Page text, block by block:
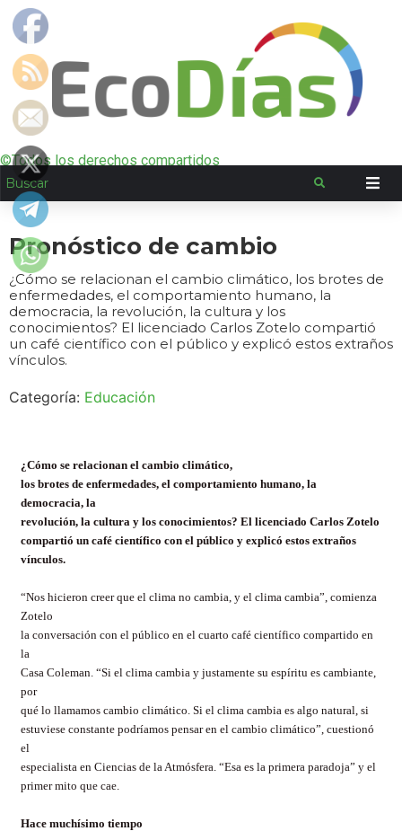
©Todos los derechos compartidos
Pronóstico de cambio
¿Cómo se relacionan el cambio climático, los brotes de
enfermedades, el comportamiento humano, la
democracia, la revolución, la cultura y los
conocimientos? El licenciado Carlos Zotelo compartió
un café científico con el público y explicó estos extraños
vínculos.
Categoría: Educación
¿Cómo se relacionan el cambio climático,
los brotes de enfermedades, el comportamiento humano, la
democracia, la
revolución, la cultura y los conocimientos? El licenciado Carlos Zotelo
compartió un café científico con el público y explicó estos extraños
vínculos.
“Nos hicieron creer que el clima no cambia, y el clima cambia”, comienza
Zotelo
la conversación con el público en el cuarto café científico compartido en
la
Casa Coleman. “Si el clima cambia y justamente su espíritu es cambiante,
por
qué lo llamamos cambio climático. Si el clima cambia es algo natural, si
estuviese constante podríamos pensar en el cambio climático”, cuestionó
el
especialista en Ciencias de la Atmósfera. “Esa es la primera paradoja” y el
primer mito que cae.
Hace muchísimo tiempo